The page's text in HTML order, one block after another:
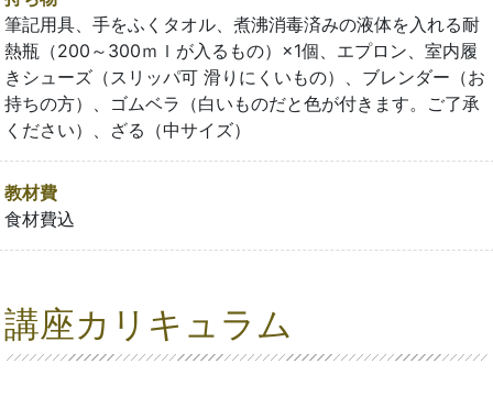
筆記用具、手をふくタオル、煮沸消毒済みの液体を入れる耐
熱瓶（200～300ｍｌが入るもの）×1個、エプロン、室内履
きシューズ（スリッパ可 滑りにくいもの）、ブレンダー（お
持ちの方）、ゴムベラ（白いものだと色が付きます。ご了承
ください）、ざる（中サイズ）
教材費
食材費込
講座カリキュラム